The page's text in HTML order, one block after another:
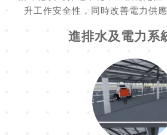
升工作安全性，同時改善電力供
進排水及電力系